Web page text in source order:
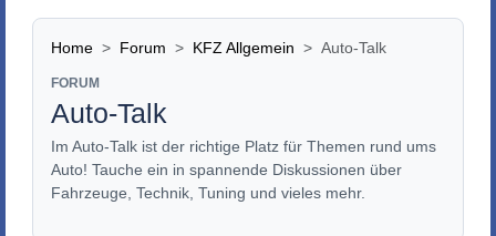
Home Forum KFZ Allgemein Auto-Talk
FORUM
Auto-Talk
Im Auto-Talk ist der richtige Platz für Themen rund ums
Auto! Tauche ein in spannende Diskussionen über
Fahrzeuge, Technik, Tuning und vieles mehr.